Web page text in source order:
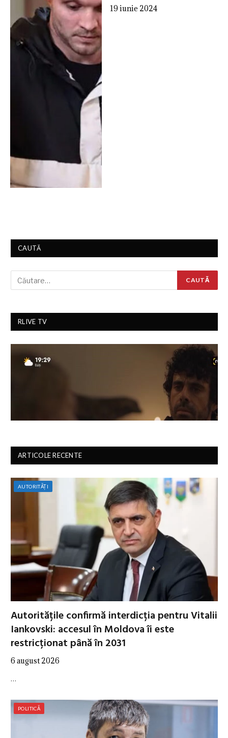
19 iunie 2024
CAUTĂ
RLIVE TV
ARTICOLE RECENTE
AUTORITĂȚI
Autoritățile confirmă interdicția pentru Vitalii
Iankovski: accesul în Moldova îi este
restricționat până în 2031
6 august 2026
…
POLITICĂ